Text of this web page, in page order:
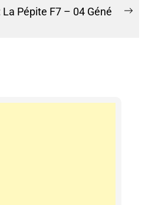
La Pépite F7 – 04 Géné